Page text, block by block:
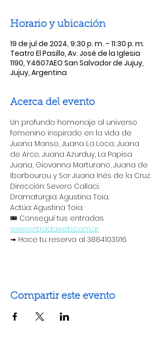
Horario y ubicación
19 de jul de 2024, 9:30 p. m. – 11:30 p. m.
Teatro El Pasillo, Av. José de la Iglesia
1190, Y4607AEO San Salvador de Jujuy,
Jujuy, Argentina
Acerca del evento
Un profundo homenaje al universo
femenino inspirado en la vida de
Juana Manso, Juana La Loca, Juana
de Arco, Juana Azurduy, La Papisa
Juana, Giovanna Marturano, Juana de
Ibarbourou y Sor Juana Inés de la Cruz.
Dirección: Severo Callaci.
Dramaturgia: Agustina Toia.
Actúa: Agustina Toia.
🎟 Conseguí tus entradas
www.entradaweb.com.ar
➟ Hace tu reserva al 3884103916
Compartir este evento